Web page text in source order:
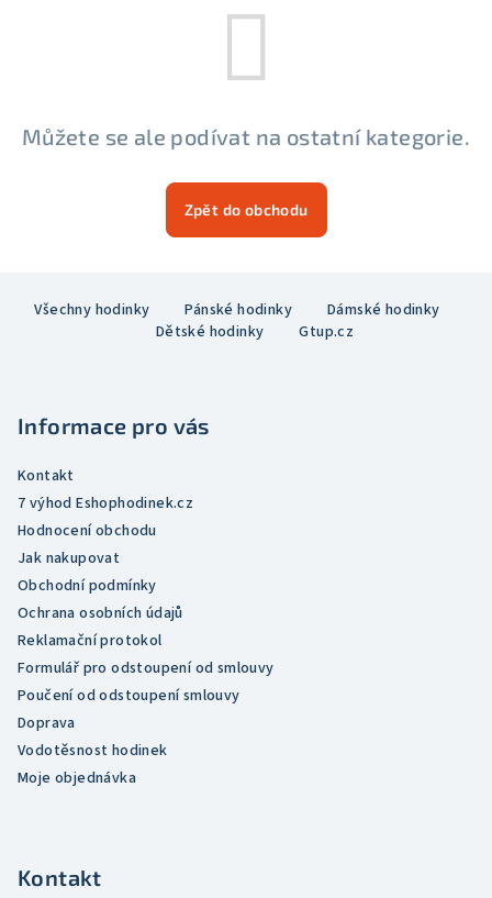
Můžete se ale podívat na ostatní kategorie.
Zpět do obchodu
Všechny hodinky Pánské hodinky
Dámské hodinky
Dětské hodinky
Gtup.cz
Informace pro vás
Kontakt
7 výhod Eshophodinek.cz
Hodnocení obchodu
Jak nakupovat
Obchodní podmínky
Ochrana osobních údajů
Reklamační protokol
Formulář pro odstoupení od smlouvy
Poučení od odstoupení smlouvy
Doprava
Vodotěsnost hodinek
Moje objednávka
Kontakt